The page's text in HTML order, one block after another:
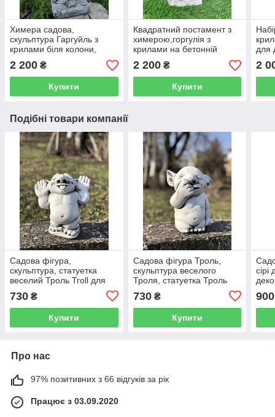
Химера садова,
скульптура Гаргуйль з
крилами біля колони,
химера з арт-бетону 45 см
2 200 ₴
Купити
Квадратний постамент з
химерою,горгулія з
крилами на бетонній
кольору ручного розпису
2 200₴
Купити
для
2
Подібні товари компанії
Садова фігура,
скульптура, статуетка
веселий Троль Troll для
цементу, ручної роботи 25
см
730 ₴
Купити
Садова фігура Троль,
скульптура веселого
Троля, статуетка Троль
730₴
Купити
900
Про нас
97% позитивних з 66 відгуків за рік
Працює з 03.09.2020